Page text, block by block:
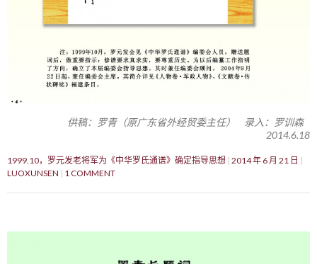
供稿：罗青（原广东省外经贸委主任） 录入：罗训森
2014.6.18
1999.10，罗元发老将军为《中华罗氏通谱》确定指导思想 2014 年 6 月 21 日
LUOXUNSEN
1 COMMENT